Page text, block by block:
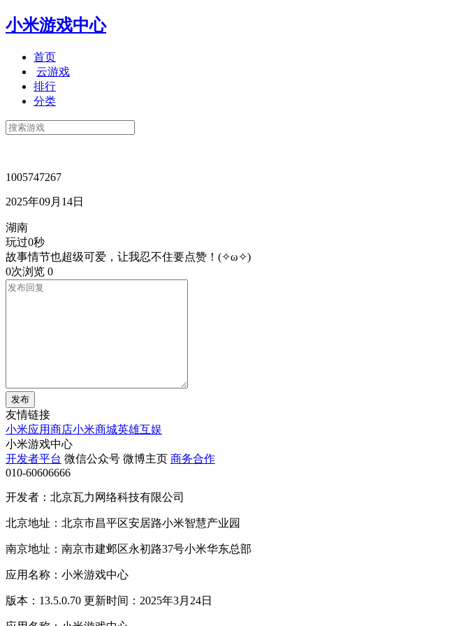
小米游戏中心
首页
云游戏
排行
分类
1005747267
2025年09月14日
湖南
玩过0秒
故事情节也超级可爱，让我忍不住要点赞！(✧ω✧)
0次浏览 0
发布
友情链接
小米应用商店小米商城英雄互娱
小米游戏中心
开发者平台 微信公众号 微博主页 商务合作
010-60606666
开发者：北京瓦力网络科技有限公司
北京地址：北京市昌平区安居路小米智慧产业园
南京地址：南京市建邺区永初路37号小米华东总部
应用名称：小米游戏中心
版本：13.5.0.70 更新时间：2025年3月24日